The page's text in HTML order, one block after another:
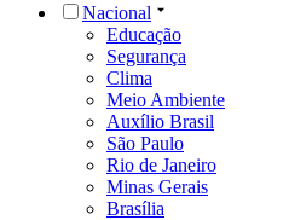
Nacional
Educação
Segurança
Clima
Meio Ambiente
Auxílio Brasil
São Paulo
Rio de Janeiro
Minas Gerais
Brasília